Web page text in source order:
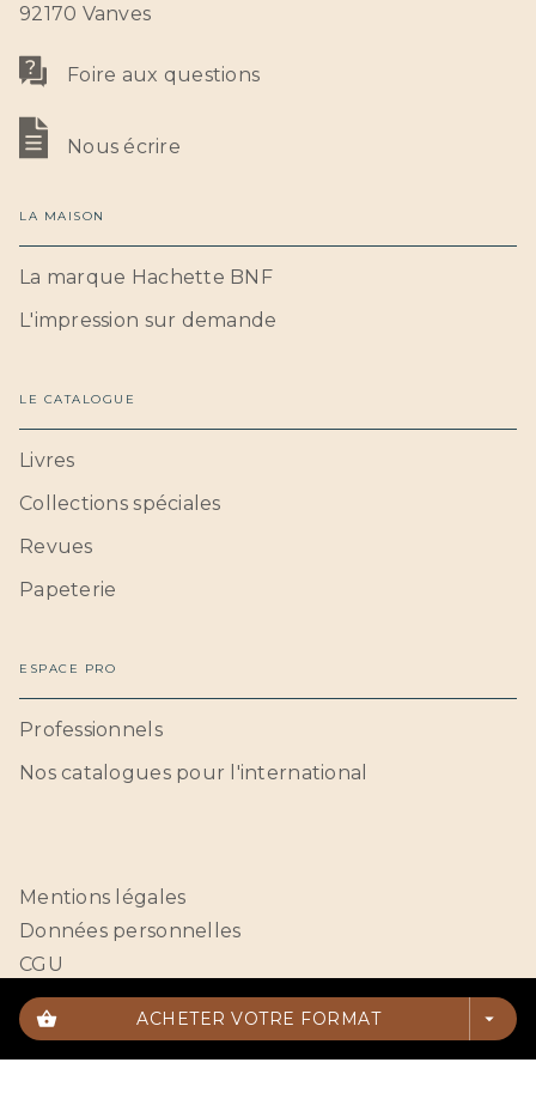
shopping_basket ACHETER VOTRE FORMAT arrow_drop_down
92170 Vanves
Foire aux questions
Nous écrire
LA MAISON
La marque Hachette BNF
L'impression sur demande
LE CATALOGUE
Livres
Collections spéciales
Revues
Papeterie
ESPACE PRO
Professionnels
Nos catalogues pour l'international
Mentions légales
Données personnelles
CGU
Paramétrer vos cookies